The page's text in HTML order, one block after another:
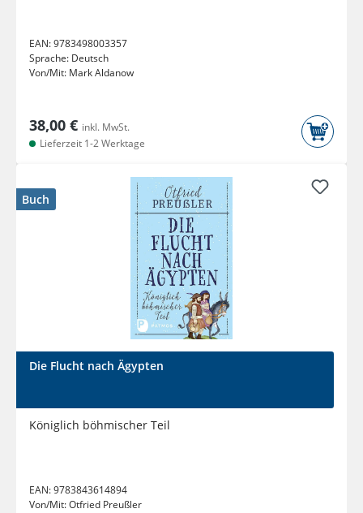
EAN:9783498003357
Sprache: Deutsch
Von/Mit: Mark Aldanow
38,00 € inkl. MwSt.
Lieferzeit 1-2 Werktage
Buch
Die Flucht nach Ägypten
Königlich böhmischer Teil
EAN:9783843614894
Von/Mit:Otfried Preußler